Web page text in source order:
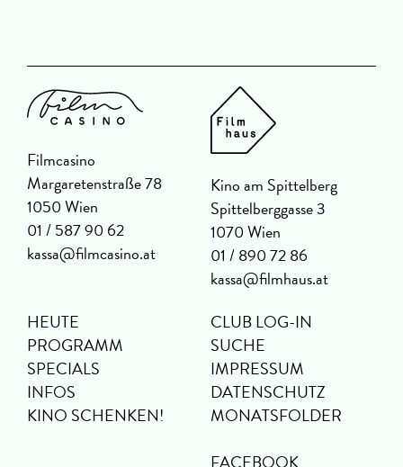
Filmcasino
Margaretenstraße 78
1050 Wien
01 / 587 90 62
kassa@filmcasino.at
Kino am Spittelberg
Spittelberggasse 3
1070 Wien
01 / 890 72 86
kassa@filmhaus.at
HEUTE
PROGRAMM
SPECIALS
INFOS
KINO SCHENKEN!
CLUB LOG-IN
SUCHE
IMPRESSUM
DATENSCHUTZ
MONATSFOLDER